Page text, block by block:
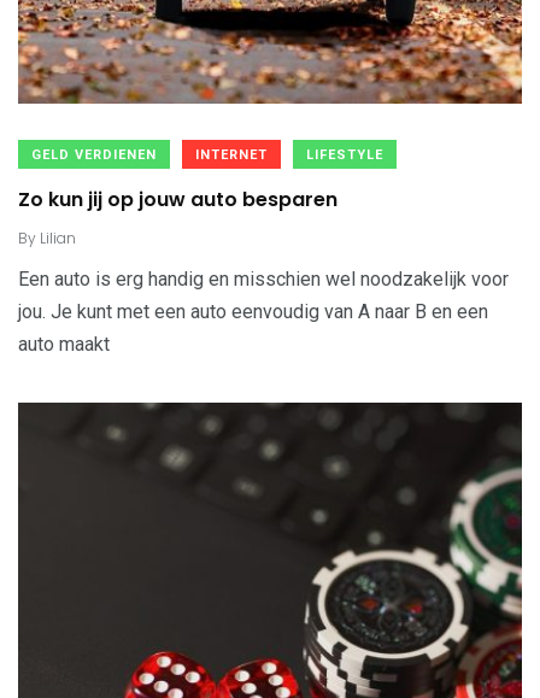
GELD VERDIENEN INTERNET LIFESTYLE
Zo kun jij op jouw auto besparen
By Lilian
Een auto is erg handig en misschien wel noodzakelijk voor
jou. Je kunt met een auto eenvoudig van A naar B en een
auto maakt